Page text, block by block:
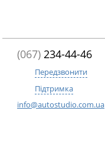
(067) 234-44-46
Передзвонити
Підтримка
info@autostudio.com.ua